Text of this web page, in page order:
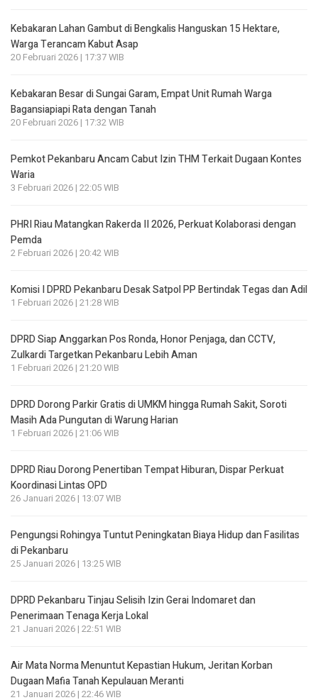
Kebakaran Lahan Gambut di Bengkalis Hanguskan 15 Hektare,
Warga Terancam Kabut Asap
20 Februari 2026 | 17:37 WIB
Kebakaran Besar di Sungai Garam, Empat Unit Rumah Warga
Bagansiapiapi Rata dengan Tanah
20 Februari 2026 | 17:32 WIB
Pemkot Pekanbaru Ancam Cabut Izin THM Terkait Dugaan Kontes
Waria
3 Februari 2026 | 22:05 WIB
PHRI Riau Matangkan Rakerda II 2026, Perkuat Kolaborasi dengan
Pemda
2 Februari 2026 | 20:42 WIB
Komisi I DPRD Pekanbaru Desak Satpol PP Bertindak Tegas dan Adil
1 Februari 2026 | 21:28 WIB
DPRD Siap Anggarkan Pos Ronda, Honor Penjaga, dan CCTV,
Zulkardi Targetkan Pekanbaru Lebih Aman
1 Februari 2026 | 21:20 WIB
DPRD Dorong Parkir Gratis di UMKM hingga Rumah Sakit, Soroti
Masih Ada Pungutan di Warung Harian
1 Februari 2026 | 21:06 WIB
DPRD Riau Dorong Penertiban Tempat Hiburan, Dispar Perkuat
Koordinasi Lintas OPD
26 Januari 2026 | 13:07 WIB
Pengungsi Rohingya Tuntut Peningkatan Biaya Hidup dan Fasilitas
di Pekanbaru
25 Januari 2026 | 13:25 WIB
DPRD Pekanbaru Tinjau Selisih Izin Gerai Indomaret dan
Penerimaan Tenaga Kerja Lokal
21 Januari 2026 | 22:51 WIB
Air Mata Norma Menuntut Kepastian Hukum, Jeritan Korban
Dugaan Mafia Tanah Kepulauan Meranti
21 Januari 2026 | 22:46 WIB